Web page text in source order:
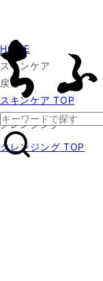
HOME
スキンケア
戻る
スキンケア TOP
クレンジング
クレンジング TOP